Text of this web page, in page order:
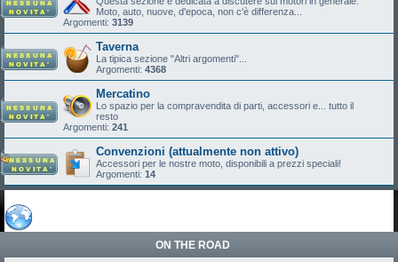
Moto, auto, nuove, d'epoca, non c'è differenza...
Argomenti: 3139
Taverna
La tipica sezione "Altri argomenti"...
Argomenti: 4368
Mercatino
Lo spazio per la compravendita di parti, accessori e... tutto il
resto
Argomenti: 241
Convenzioni (attualmente non attivo)
Accessori per le nostre moto, disponibili a prezzi speciali!
Argomenti: 14
ON THE ROAD